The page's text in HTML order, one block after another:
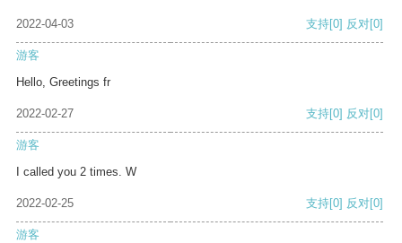
2022-04-03 支持[0] 反对[0]
游客
Hello, Greetings fr
2022-02-27 支持[0] 反对[0]
游客
I called you 2 times. W
2022-02-25 支持[0] 反对[0]
游客